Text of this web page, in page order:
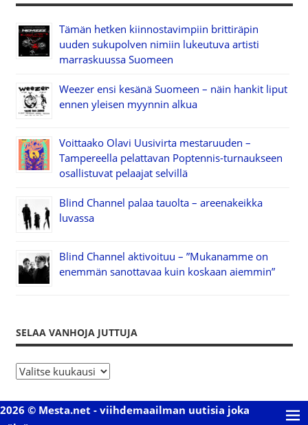
Tämän hetken kiinnostavimpiin brittiräpin
uuden sukupolven nimiin lukeutuva artisti
marraskuussa Suomeen
Weezer ensi kesänä Suomeen – näin hankit liput
ennen yleisen myynnin alkua
Voittaako Olavi Uusivirta mestaruuden –
Tampereella pelattavan Poptennis-turnaukseen
osallistuvat pelaajat selvillä
Blind Channel palaa tauolta – areenakeikka
luvassa
Blind Channel aktivoituu – ”Mukanamme on
enemmän sanottavaa kuin koskaan aiemmin”
SELAA VANHOJA JUTTUJA
S
l
2026 © Mesta.net - viihdemaailman uutisia joka